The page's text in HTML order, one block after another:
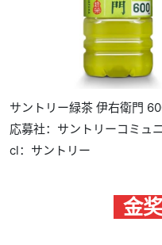
サントリー緑茶 伊右衛門
応募社：サントリーコミュ
cl：サントリー
金